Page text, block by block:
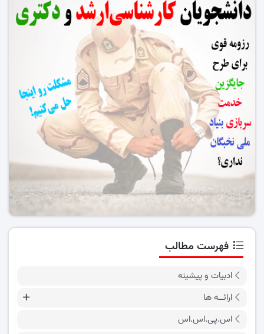
فهرست مطالب
ادبیات و پیشینه
ارائــه ها
اس.پی.اس.اس